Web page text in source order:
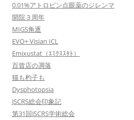
0.01%アトロピン点眼薬のジレンマ
開院３周年
MIGS角逐
EVO+ Visian ICL
Emixustat（ｴﾐｸｽｽﾀﾄ）
百貨店の凋落
猫も杓子も
Dysphotopsia
JSCRS総会印象記
第31回JSCRS学術総会